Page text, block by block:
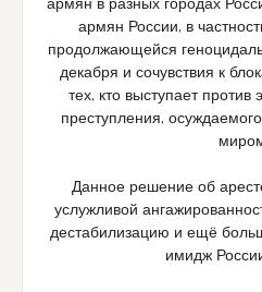
армян в разных городах
армян России, в
продолжающейся
декабря и сочувствия к
тех, кто выступает против
преступления,
Данное решение об
услужливой
дестабилизацию и ещё
имидж